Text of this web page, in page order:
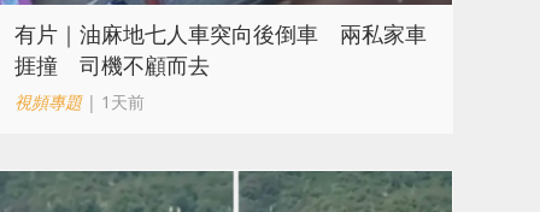
有片｜油麻地七人車突向後倒車 兩私家車
捱撞 司機不顧而去
視頻專題| 1天前